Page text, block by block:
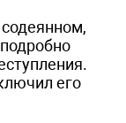
его